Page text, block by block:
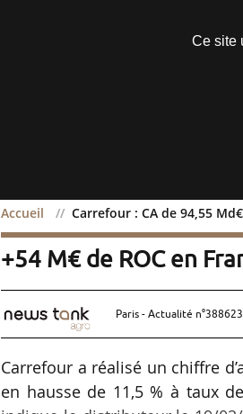
Accueil Carrefour : CA de 94,55
Carrefour : CA de
+54 M€ de ROC en
Paris - Actualité
Carrefour a réalisé un chiffre
en hausse de 11,5 % à taux
Ce site